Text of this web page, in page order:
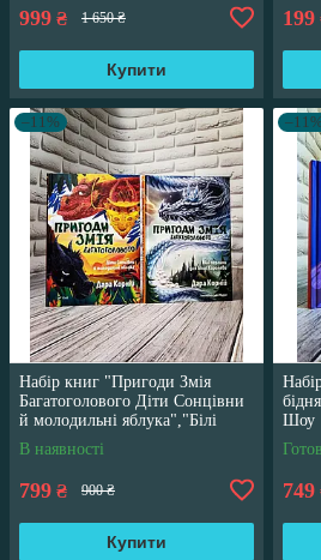
999 ₴ 1 650 ₴
Купити
199
–11%
Набір книг "Пригоди Змія
Багатоголового Діти Сонцівни
й молодильні яблука","Білі
перлини для Білої Королеви"
В наявності
799 ₴ 900 ₴
Купити
–11%
Шоу
749